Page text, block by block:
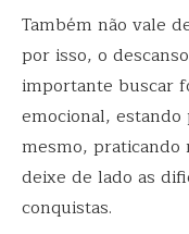
Também não vale
por isso, o
importante buscar
emocional,
mesmo, praticando
deixe de lado as
conquistas.